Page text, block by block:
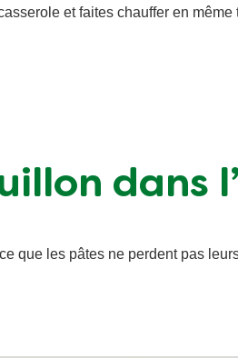
et faites chauffer en
dans
que les pâtes ne perdent pas